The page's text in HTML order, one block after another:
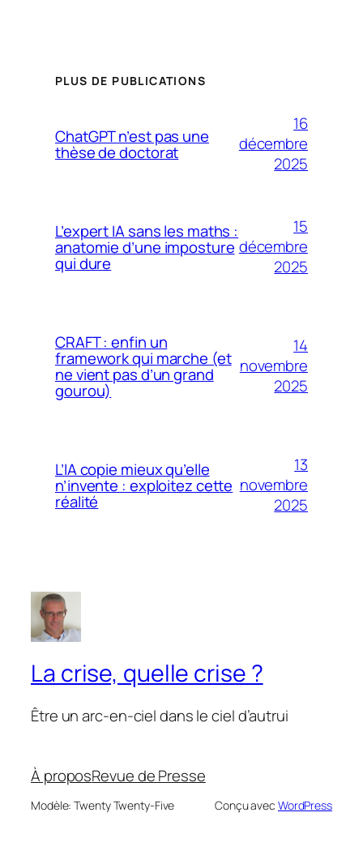
PLUS DE PUBLICATIONS
ChatGPT n’est pas une
thèse de doctorat
16
décembre
2025
L’expert IA sans les maths :
anatomie d’une imposture
qui dure
15
décembre
2025
CRAFT : enfin un
framework qui marche (et
ne vient pas d’un grand
gourou)
14
novembre
2025
L’IA copie mieux qu’elle
n’invente : exploitez cette
réalité
13
novembre
2025
La crise, quelle crise ?
Être un arc-en-ciel dans le ciel d’autrui
À proposRevue de Presse
Modèle: Twenty Twenty-Five Conçu avec WordPress